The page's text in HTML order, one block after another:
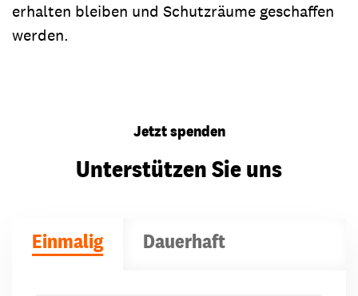
erhalten bleiben und Schutzräume geschaffen
werden.
Jetzt spenden
Unterstützen Sie uns
Einmalig Dauerhaft